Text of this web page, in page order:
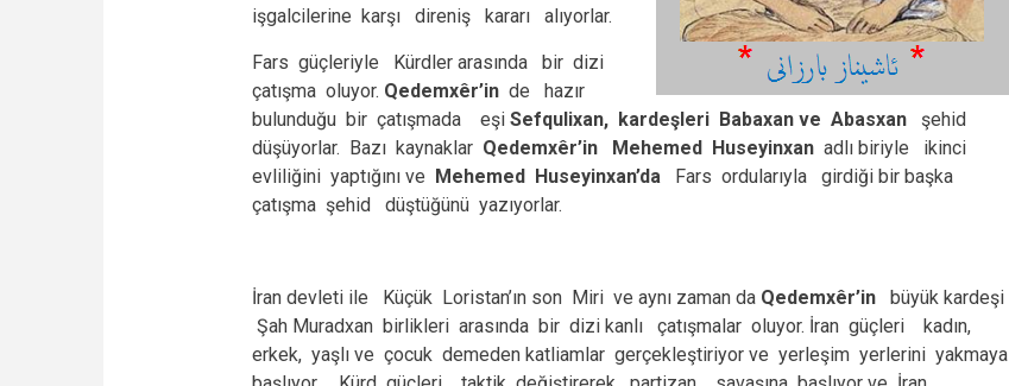
işgalcilerine karşı direniş kararı alıyorlar.
Fars güçleriyle Kürdler arasında bir dizi
çatışma oluyor. Qedemxêr’in de hazır
bulunduğu bir çatışmada eşi Sefqulixan, kardeşleri Babaxan ve Abasxan şehid
düşüyorlar. Bazı kaynaklar Qedemxêr’in Mehemed Huseyinxan adlı biriyle ikinci
evliliğini yaptığını ve Mehemed Huseyinxan’da
Fars ordularıyla girdiği bir başka
çatışma şehid düştüğünü yazıyorlar.
İran devleti ile Küçük Loristan’ın son Miri ve aynı zaman da Qedemxêr’in büyük kardeşi
Şah Muradxan birlikleri arasında bir dizi kanlı çatışmalar oluyor. İran güçleri kadın,
erkek, yaşlı ve çocuk demeden katliamlar gerçekleştiriyor ve yerleşim yerlerini yakmaya